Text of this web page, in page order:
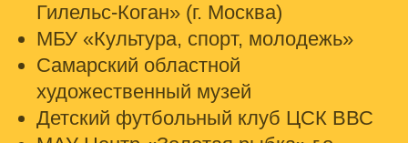
Гилельс-Коган» (г. Москва)
МБУ «Культура, спорт, молодежь»
Самарский областной
художественный музей
Детский футбольный клуб ЦСК ВВС